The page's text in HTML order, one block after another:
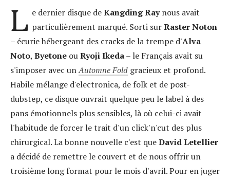
L e dernier disque deKangding Raynous avait
particulièrement marqué. Sorti surRaster Noton
– écurie hébergeant des cracks de la trempe d'Alva
Noto, Byetone ouRyoji Ikeda– le Français avait su
s'imposer avec unAutomne Fold gracieux et profond.
Habile mélange d'electronica, de folk et de post-
dubstep, ce disque ouvrait quelque peu le label à des
pans émotionnels plus sensibles, là où celui-ci avait
l'habitude de forcer le trait d'un click'n'cut des plus
chirurgical. La bonne nouvelle c'est queDavid Letellier
a décidé de remettre le couvert et de nous offrir un
troisième long format pour le mois d'avril. Pour en juger